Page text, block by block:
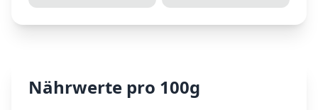
Nährwerte pro 100g